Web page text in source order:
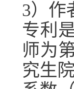
3）作
专利
师为
究生